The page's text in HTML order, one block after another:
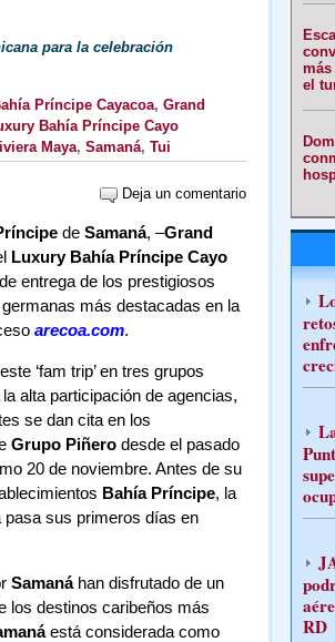
para la celebración
Príncipe Cayacoa, Grand
Bahía Príncipe Cayo
Maya, Samaná, Tui
Deja un comentario
de Samaná, –Grand
Luxury Bahía Príncipe Cayo
entrega de los prestigiosos
más destacadas en la
arecoa.com.
‘fam trip’ en tres grupos
alta participación de agencias,
se dan cita en los
Grupo Piñerodesde el pasado
20 de noviembre. Antes de su
Bahía Príncipe, la
sus primeros días en
Samanáhan disfrutado de un
los destinos caribeños más
está considerada como
más
el
RD